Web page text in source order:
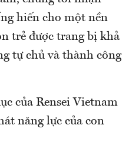
hiến cho một nền
trẻ được trang bị khả
tự chủ và thành công
của Rensei Vietnam
năng lực của con